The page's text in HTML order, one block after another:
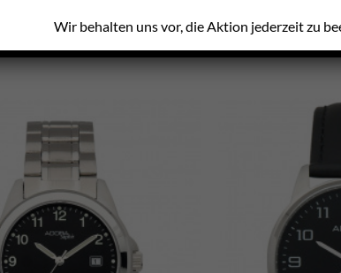
Wir behalten uns vor, die Aktion jederzeit zu